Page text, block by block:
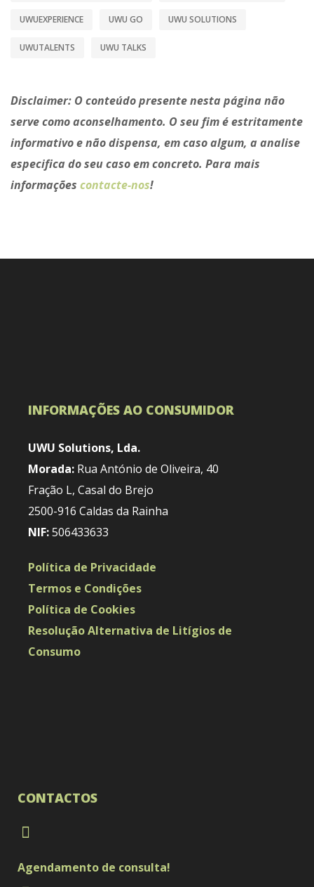
UWUEXPERIENCE UWU GO UWU SOLUTIONS
UWUTALENTS UWU TALKS
Disclaimer: O conteúdo presente nesta página não
serve como aconselhamento. O seu fim é estritamente
informativo e não dispensa, em caso algum, a analise
especifica do seu caso em concreto. Para mais
informações contacte-nos!
INFORMAÇÕES AO CONSUMIDOR
UWU Solutions, Lda.
Morada: Rua António de Oliveira, 40
Fração L, Casal do Brejo
2500-916 Caldas da Rainha
NIF:506433633
Política de Privacidade
Termos e Condições
Política de Cookies
Resolução Alternativa de Litígios de
Consumo
CONTACTOS
Agendamento de consulta!